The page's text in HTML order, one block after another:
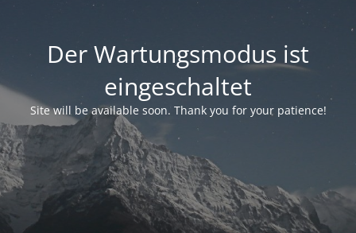
Der Wartungsmodus ist
eingeschaltet
Site will be available soon. Thank you for your patience!